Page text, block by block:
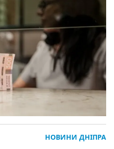
НОВИНИ ДНІПРА